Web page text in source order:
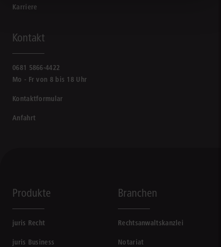
Karriere
Kontakt
0681 5866-4422
Mo - Fr von 8 bis 18 Uhr
Kontaktformular
Anfahrt
Produkte
juris Recht
juris Business
Branchen
Rechtsanwaltskanzlei
Notariat